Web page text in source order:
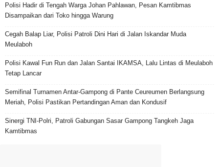
Polisi Hadir di Tengah Warga Johan Pahlawan, Pesan Kamtibmas
Disampaikan dari Toko hingga Warung
Cegah Balap Liar, Polisi Patroli Dini Hari di Jalan Iskandar Muda
Meulaboh
Polisi Kawal Fun Run dan Jalan Santai IKAMSA, Lalu Lintas di Meulaboh
Tetap Lancar
Semifinal Turnamen Antar-Gampong di Pante Ceureumen Berlangsung
Meriah, Polisi Pastikan Pertandingan Aman dan Kondusif
Sinergi TNI-Polri, Patroli Gabungan Sasar Gampong Tangkeh Jaga
Kamtibmas